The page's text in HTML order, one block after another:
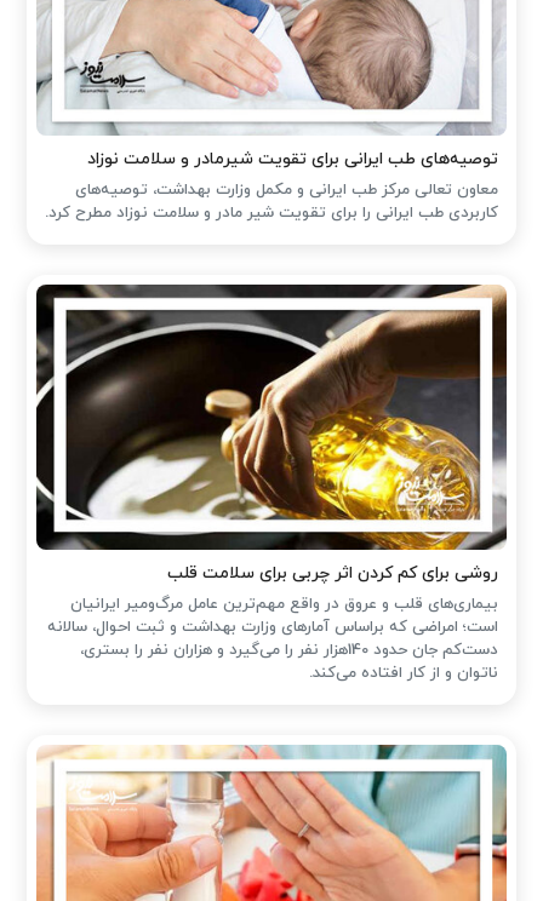
توصیه‌های طب ایرانی برای تقویت شیرمادر و سلامت نوزاد
معاون تعالی مرکز طب ایرانی و مکمل وزارت بهداشت، توصیه‌های
کاربردی طب ایرانی را برای تقویت شیر مادر و سلامت نوزاد مطرح کرد.
روشی برای کم کردن اثر چربی برای سلامت قلب
بیماری‌های قلب و عروق در واقع مهم‌ترین عامل مرگ‌ومیر ایرانیان
است؛ امراضی که براساس آمارهای وزارت بهداشت و ثبت احوال، سالانه
دست‌کم جان حدود 140هزار نفر را می‌گیرد و هزاران نفر را بستری،
ناتوان و از کار افتاده می‌کند.